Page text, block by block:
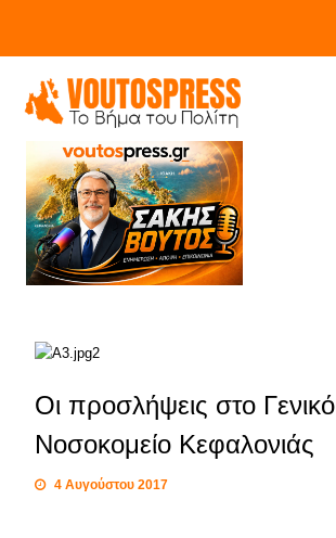
Οι προσλήψεις στο Γενικό
Νοσοκομείο Κεφαλονιάς
4 Αυγούστου 2017